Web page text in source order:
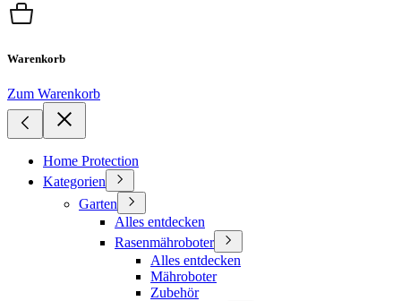
Warenkorb
Zum Warenkorb
Home Protection
Kategorien
Garten
Alles entdecken
Rasenmähroboter
Alles entdecken
Mähroboter
Zubehör